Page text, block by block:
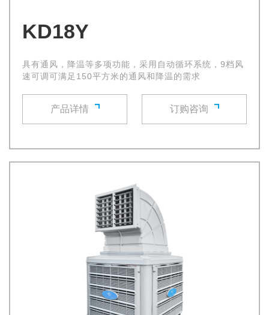
KD18Y
具有通风，降温等多项功能，采用自动循环系统，9档风
速可调可满足150平方米的通风和降温的需求
产品详情 订购咨询